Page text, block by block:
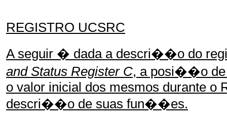
REGISTRO UCSRC
A seguir � dada a descri��o do
and Status Register C, a posi��o de
o valor inicial dos mesmos durante o
descri��o de suas fun��es.